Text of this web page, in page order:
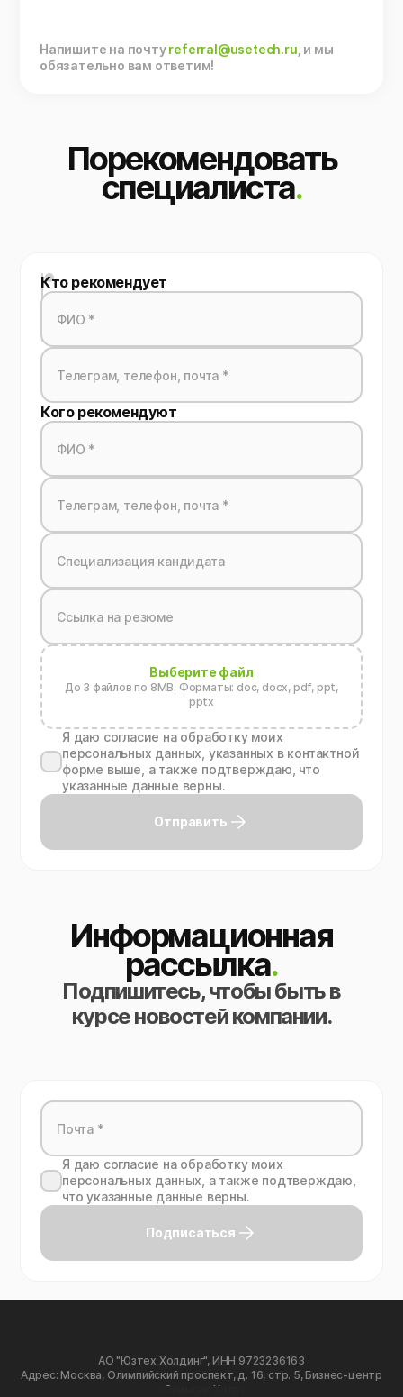
Напишите на почтуreferral@usetech.ru , и мы
обязательно вам ответим!
Порекомендовать
специалиста.
Кто рекомендует
Кого рекомендуют
Выберите файл
До 3 файлов по 8MB. Форматы: doc, docx, pdf, ppt,
pptx
Я даю согласие на обработку моих
персональных данных, указанных в контактной
форме выше, а также подтверждаю, что
указанные данные верны.
Отправить
Информационная
рассылка.
Подпишитесь, чтобы быть в
курсе новостей компании.
Я даю согласие на обработку моих
персональных данных, а также подтверждаю,
что указанные данные верны.
Подписаться
АО "Юзтех Холдинг", ИНН 9723236163
Адрес: Москва, Олимпийский проспект, д. 16, стр. 5, Бизнес-центр
«Олимпик Холл»